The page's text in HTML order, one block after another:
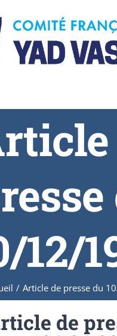
12/
/ Article de presse du
de